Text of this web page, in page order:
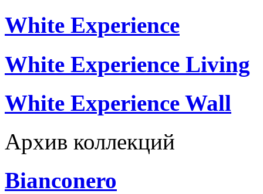
White Experience
White Experience Living
White Experience Wall
Архив коллекций
Bianconero